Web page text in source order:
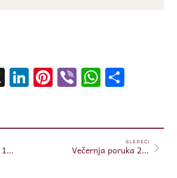
X LinkedIn
Pinterest
Viber
Večernja poruka 19.02.2024.
SLEDEĆI
Večernja poruka 20.02.2024.